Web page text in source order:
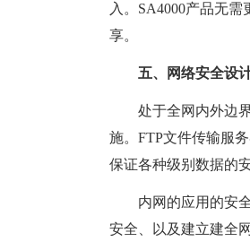
入。SA4000产品无
享。
五、网络安全设
处于全网内外边界
施。FTP文件传输服
保证各种级别数据的
内网的应用的安全
安全、以及建立建全